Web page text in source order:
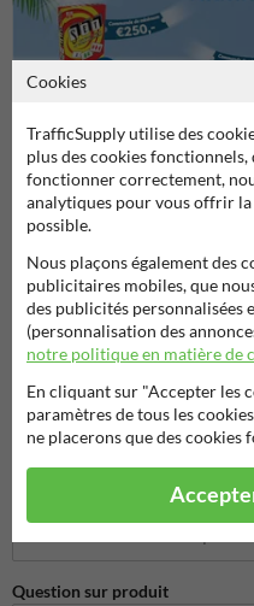
Poser votre question à
Nom*
Nom de l'entreprise
Adresse e-mail*
Numéro de téléphone
Question sur produit
Cookies
TrafficSupply utilise des
plus des cookies
fonctionner correctement,
analytiques pour vous offrir
possible.
Nous plaçons également des
publicitaires mobiles, que
des publicités personnalisées
(personnalisation des
notre politique en matière de
En cliquant sur "Accepter les
paramètres de tous les
ne placerons que des